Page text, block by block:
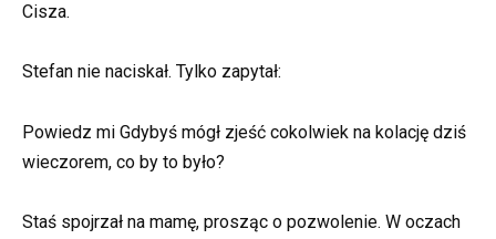
Cisza.
Stefan nie naciskał. Tylko zapytał:
Powiedz mi Gdybyś mógł zjeść cokolwiek na kolację dziś
wieczorem, co by to było?
Staś spojrzał na mamę, prosząc o pozwolenie. W oczach